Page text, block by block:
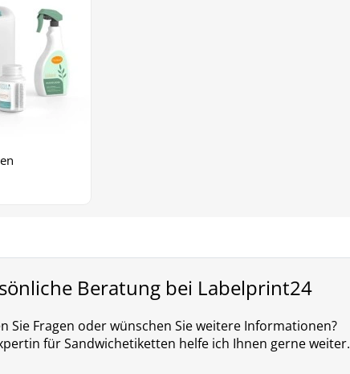
+2
Mehr Bilder
Beratung bei Labelprint24
Sie Fragen oder wünschen Sie weitere Informationen?
für Sandwichetiketten helfe ich Ihnen gerne weiter.